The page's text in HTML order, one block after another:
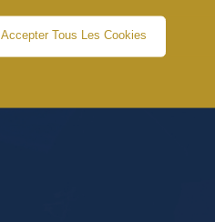
Accepter Tous Les Cookies